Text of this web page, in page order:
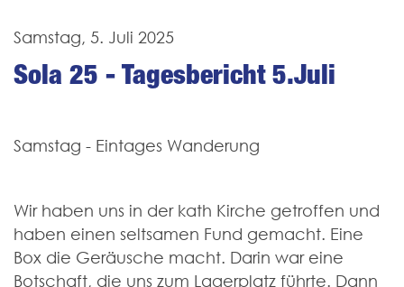
Samstag, 5. Juli 2025
Sola 25 - Tagesbericht 5.Juli
Samstag - Eintages Wanderung
Wir haben uns in der kath Kirche getroffen und
haben einen seltsamen Fund gemacht. Eine
Box die Geräusche macht. Darin war eine
Botschaft, die uns zum Lagerplatz führte. Dann